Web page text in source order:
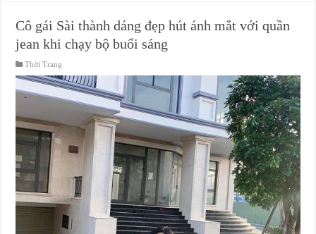
Cô gái Sài thành dáng đẹp hút ánh mắt với quần
jean khi chạy bộ buổi sáng
Thời Trang